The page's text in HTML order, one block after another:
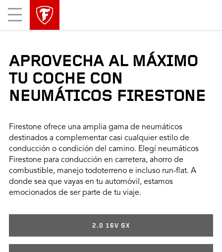
Mobile
Menu
APROVECHA AL MÁXIMO
TU COCHE CON
NEUMÁTICOS FIRESTONE
Firestone ofrece una amplia gama de neumáticos
destinados a complementar casi cualquier estilo de
conducción o condición del camino. Elegí neumáticos
Firestone para conducción en carretera, ahorro de
combustible, manejo todoterreno e incluso run-flat. A
donde sea que vayas en tu automóvil, estamos
emocionados de ser parte de tu viaje.
2.0 16V SX